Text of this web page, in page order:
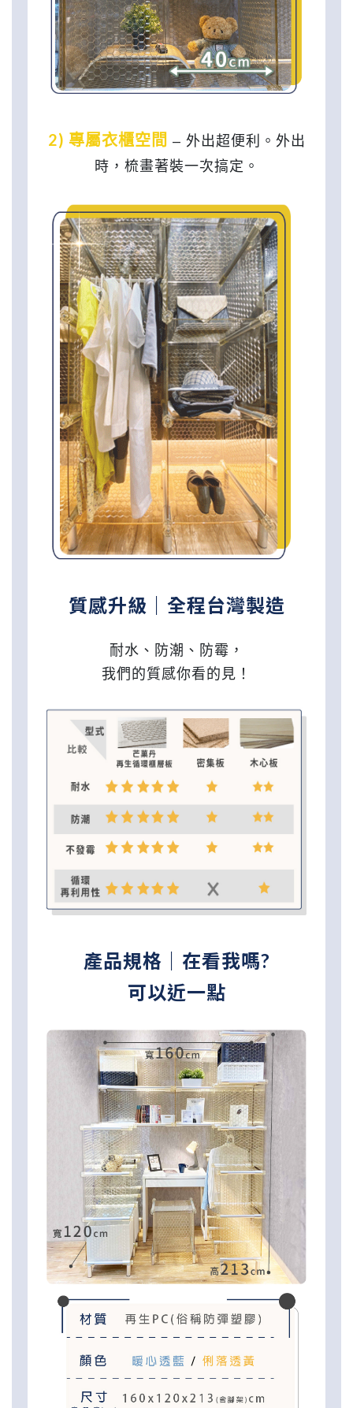
2) 專屬衣櫃空間 – 外出超便利。外出
時，梳畫著裝一次搞定。
質感升級｜全程台灣製造
耐水、防潮、防霉，
我們的質感你看的見！
產品規格｜在看我嗎?
可以近一點